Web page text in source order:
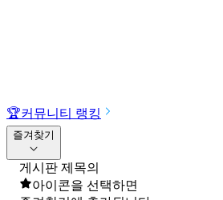
🏆커뮤니티 랭킹
즐겨찾기
게시판 제목의
아이콘을 선택하면